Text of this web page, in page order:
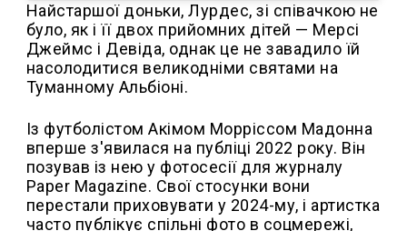
Найстаршої доньки, Лурдес, зі співачкою не
було, як і її двох прийомних дітей — Мерсі
Джеймс і Девіда, однак це не завадило їй
насолодитися великодніми святами на
Туманному Альбіоні.
Із футболістом Акімом Морріссом Мадонна
вперше з'явилася на публіці 2022 року. Він
позував із нею у фотосесії для журналу
Paper Magazine. Свої стосунки вони
перестали приховувати у 2024-му, і артистка
часто публікує спільні фото в соцмережі,